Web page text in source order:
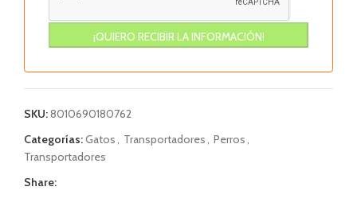
SKU:8010690180762
Categorías:Gatos, Transportadores, Perros,
Transportadores
Share: